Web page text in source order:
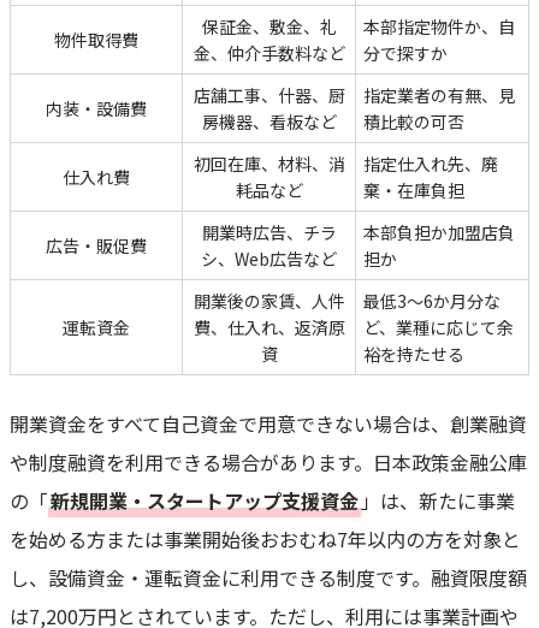
物件取得費
保証金、敷金、礼
金、仲介手数料など
本部指定物件か、自
分で探すか
内装・設備費
店舗工事、什器、厨
房機器、看板など
指定業者の有無、見
積比較の可否
仕入れ費
初回在庫、材料、消
耗品など
指定仕入れ先、廃
棄・在庫負担
広告・販促費
開業時広告、チラ
シ、Web広告など
本部負担か加盟店負
担か
運転資金
開業後の家賃、人件
費、仕入れ、返済原
資
最低3〜6か月分な
ど、業種に応じて余
裕を持たせる
開業資金をすべて自己資金で用意できない場合は、創業融資
や制度融資を利用できる場合があります。日本政策金融公庫
の「新規開業・スタートアップ支援資金」は、新たに事業
を始める方または事業開始後おおむね7年以内の方を対象と
し、設備資金・運転資金に利用できる制度です。融資限度額
は7,200万円とされています。ただし、利用には事業計画や